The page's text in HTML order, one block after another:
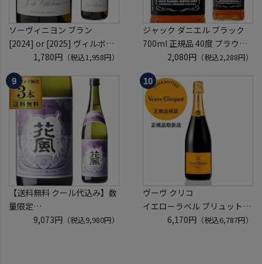
ソーヴィニヨン ブラン
[2024] or [2025] ヴィルボワ
750ml フランス ロワール 辛
口 白ワイン 浜運A
1,780円（税込1,958円）
ジャック ダニエル ブラック
700ml 正規品 40度 ブラウン
フォーマン
ウイスキー テネシー バーボン
長S
2,080円 （税込2,288円）
【送料無料 クール代込み】数
量限定
稲とアガベ 交酒 花風 -心拍-
9,073円（税込9,980円）
ヴーヴ クリコ
イエローラベル ブリュット
750ml 正規品
6,170円 （税込6,787円）